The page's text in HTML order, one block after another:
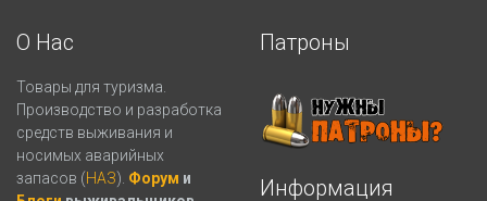
О Нас
Товары для туризма.
Производство и разработка
средств выживания и
носимых аварийных
запасов (НАЗ). Форум и
Патроны
Информация